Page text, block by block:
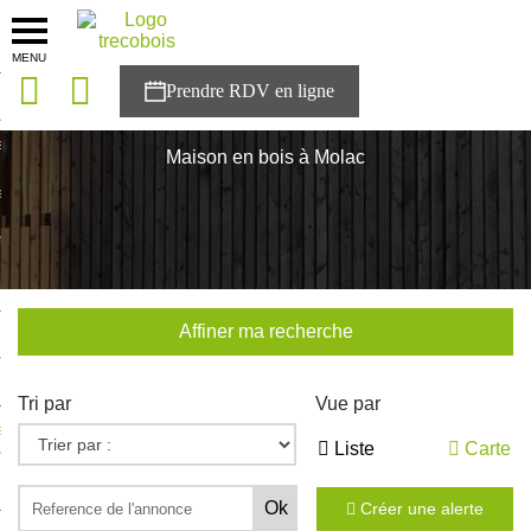
MENU
solutions
Trecobois
à NESTOR
Maison en bois à Molac
Affiner ma recherche
Tri par Vue par
Liste Carte
Créer une alerte